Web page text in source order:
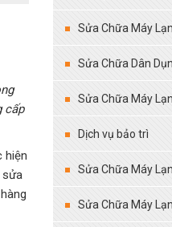
cấp
hiện
sửa
Sửa Chữa Máy
Sửa Chữa Dân
Sửa Chữa Máy
Dịch vụ bảo trì
Sửa Chữa Máy
Sửa Chữa Máy